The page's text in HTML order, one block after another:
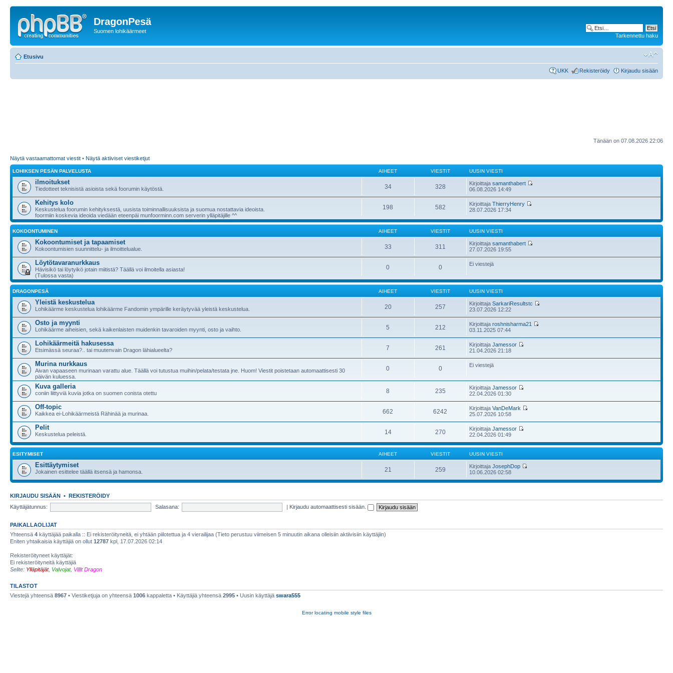
DragonPesä
Suomen lohikäärmeet
Tarkennettu haku
Etusivu
UKK Rekisteröidy Kirjaudu sisään
Tänään on 07.08.2026 22:06
Näytä vastaamattomat viestit • Näytä aktiiviset viestiketjut
LOHIKSEN PESÄN PALVELUSTA AIHEET VIESTIT UUSIN VIESTI
ilmoitukset
Tiedotteet teknisistä asioista sekä foorumin käytöstä. 34 328 Kirjoittajasamanthabert
06.08.2026 14:49
Kehitys kolo
Keskustelua foorumin kehityksestä, uusista toiminnallisuuksista ja suomua nostattavia ideoista.
foormiin koskevia ideoida viedään eteenpäi munfoorminn.com serverin ylläpitäjille ^^
198 582 KirjoittajaThierryHenry
28.07.2026 17:34
KOKOONTUMINEN AIHEET VIESTIT UUSIN VIESTI
Kokoontumiset ja tapaamiset
Kokoontumisien suunnittelu- ja ilmoittelualue. 33 311 Kirjoittajasamanthabert
27.07.2026 19:55
Löytötavaranurkkaus
Hävisikö tai löytyikö jotain miitistä? Täällä voi ilmoitella asiasta!
(Tulossa vasta)
0 0 Ei viestejä
DRAGONPESÄ AIHEET VIESTIT UUSIN VIESTI
Yleistä keskustelua
Lohikäärme keskustelua lohikäärme Fandomin ympärille keräytyvää yleistä keskustelua. 20 257 KirjoittajaSarkariResultstc
23.07.2026 12:22
Osto ja myynti
Lohikäärme aiheisien, sekä kaikenlaisten muidenkin tavaroiden myynti, osto ja vaihto. 5 212 Kirjoittajaroshnisharma21
03.11.2025 07:44
Lohikäärmeitä hakusessa
Etsimässä seuraa?.. tai muutenvain Dragon lähialueelta? 7 261 KirjoittajaJamessor
21.04.2026 21:18
Murina nurkkaus
Aivan vapaaseen murinaan varattu alue. Täällä voi tutustua muihin/pelata/testata jne. Huom! Viestit poistetaan automaattisesti 30
päivän kuluessa.
0 0 Ei viestejä
Kuva galleria
coniin liittyviä kuvia jotka on suomen conista otettu 8 235 KirjoittajaJamessor
22.04.2026 01:30
Off-topic
Kaikkea ei-Lohikäärmeistä Rähinää ja murinaa. 662 6242 KirjoittajaVanDeMark
25.07.2026 10:58
Pelit
Keskustelua peleistä. 14 270 KirjoittajaJamessor
22.04.2026 01:49
ESITYMISET AIHEET VIESTIT UUSIN VIESTI
Esittäytymiset
Jokainen esittelee täällä itsensä ja hamonsa. 21 259 KirjoittajaJosephDop
10.06.2026 02:58
KIRJAUDU SISÄÄN • REKISTERÖIDY
Käyttäjätunnus:
Salasana: | Kirjaudu automaattisesti sisään.
PAIKALLAOLIJAT
Yhteensä 4 käyttäjää paikalla :: Ei rekisteröityneitä, ei yhtään piilotettua ja 4 vierailijaa (Tieto perustuu viimeisen 5 minuutin aikana olleisiin aktiivisiin käyttäjiin)
Eniten yhtaikaisia käyttäjiä on ollut 12787 kpl, 17.07.2026 02:14
Rekisteröityneet käyttäjät:
Ei rekisteröityneitä käyttäjiä
Selite: Ylläpitäjät, Valvojat, Villit Dragon
TILASTOT
Viestejä yhteensä 8967 • Viestiketjuja on yhteensä 1006 kappaletta • Käyttäjiä yhteensä 2995 • Uusin käyttäjä swara555
Error locating mobile style files